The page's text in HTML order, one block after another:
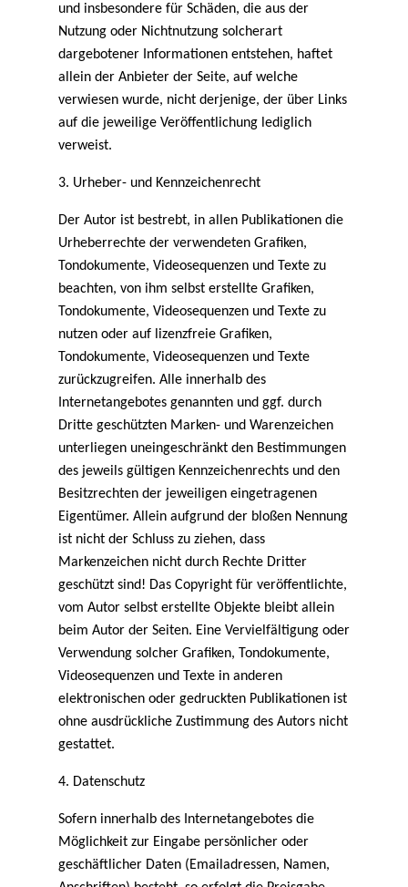
und insbesondere für Schäden, die aus der
Nutzung oder Nichtnutzung solcherart
dargebotener Informationen entstehen, haftet
allein der Anbieter der Seite, auf welche
verwiesen wurde, nicht derjenige, der über Links
auf die jeweilige Veröffentlichung lediglich
verweist.
3. Urheber- und Kennzeichenrecht
Der Autor ist bestrebt, in allen Publikationen die
Urheberrechte der verwendeten Grafiken,
Tondokumente, Videosequenzen und Texte zu
beachten, von ihm selbst erstellte Grafiken,
Tondokumente, Videosequenzen und Texte zu
nutzen oder auf lizenzfreie Grafiken,
Tondokumente, Videosequenzen und Texte
zurückzugreifen. Alle innerhalb des
Internetangebotes genannten und ggf. durch
Dritte geschützten Marken- und Warenzeichen
unterliegen uneingeschränkt den Bestimmungen
des jeweils gültigen Kennzeichenrechts und den
Besitzrechten der jeweiligen eingetragenen
Eigentümer. Allein aufgrund der bloßen Nennung
ist nicht der Schluss zu ziehen, dass
Markenzeichen nicht durch Rechte Dritter
geschützt sind! Das Copyright für veröffentlichte,
vom Autor selbst erstellte Objekte bleibt allein
beim Autor der Seiten. Eine Vervielfältigung oder
Verwendung solcher Grafiken, Tondokumente,
Videosequenzen und Texte in anderen
elektronischen oder gedruckten Publikationen ist
ohne ausdrückliche Zustimmung des Autors nicht
gestattet.
4. Datenschutz
Sofern innerhalb des Internetangebotes die
Möglichkeit zur Eingabe persönlicher oder
geschäftlicher Daten (Emailadressen, Namen,